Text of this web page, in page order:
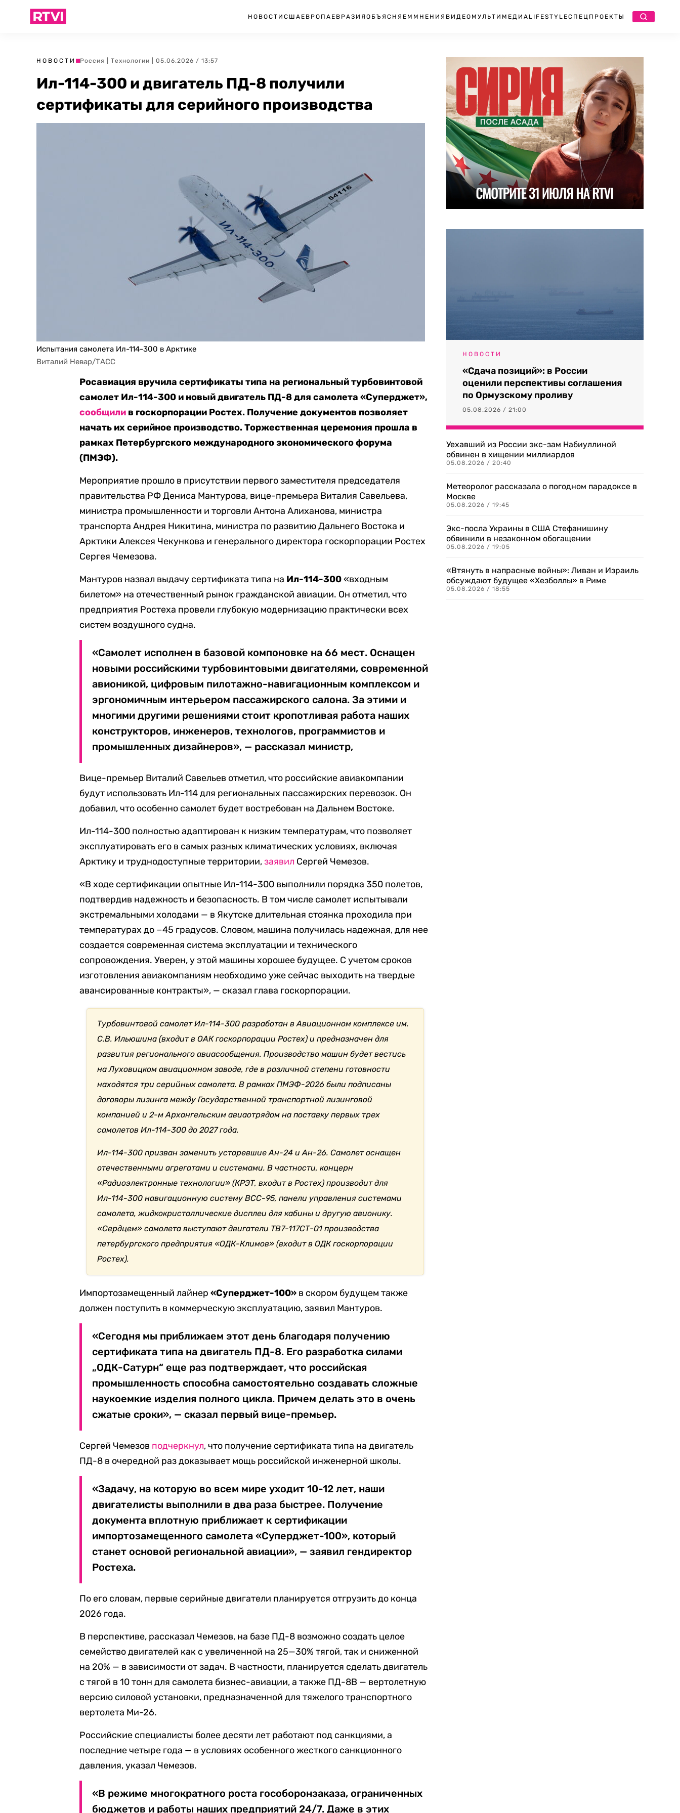
НОВОСТИ США ЕВРОПА ЕВРАЗИЯ ОБЪЯСНЯЕМ МНЕНИЯ ВИДЕО МУЛЬТИМЕДИА LIFESTYLEСПЕЦПРОЕКТЫ
НОВОСТИ Россия Технологии | 05.06.2026 / 13:57
Ил-114-300 и двигатель ПД-8 получили
сертификаты для серийного производства
Испытания самолета Ил-114-300 в Арктике
Виталий Невар/ТАСС
Росавиация вручила сертификаты типа на региональный турбовинтовой
самолет Ил-114-300 и новый двигатель ПД-8 для самолета «Суперджет»,
сообщили в госкорпорации Ростех. Получение документов позволяет
начать их серийное производство. Торжественная церемония прошла в
рамках Петербургского международного экономического форума
(ПМЭФ).
Мероприятие прошло в присутствии первого заместителя председателя
правительства РФ Дениса Мантурова, вице-премьера Виталия Савельева,
министра промышленности и торговли Антона Алиханова, министра
транспорта Андрея Никитина, министра по развитию Дальнего Востока и
Арктики Алексея Чекункова и генерального директора госкорпорации Ростех
Сергея Чемезова.
Мантуров назвал выдачу сертификата типа на Ил-114-300«входным
билетом» на отечественный рынок гражданской авиации. Он отметил, что
предприятия Ростеха провели глубокую модернизацию практически всех
систем воздушного судна.
«Самолет исполнен в базовой компоновке на 66 мест. Оснащен
новыми российскими турбовинтовыми двигателями, современной
авионикой, цифровым пилотажно-навигационным комплексом и
эргономичным интерьером пассажирского салона. За этими и
многими другими решениями стоит кропотливая работа наших
конструкторов, инженеров, технологов, программистов и
промышленных дизайнеров», — рассказал министр,
Вице-премьер Виталий Савельев отметил, что российские авиакомпании
будут использовать Ил-114 для региональных пассажирских перевозок. Он
добавил, что особенно самолет будет востребован на Дальнем Востоке.
Ил-114-300 полностью адаптирован к низким температурам, что позволяет
эксплуатировать его в самых разных климатических условиях, включая
Арктику и труднодоступные территории,заявил Сергей Чемезов.
«В ходе сертификации опытные Ил-114-300 выполнили порядка 350 полетов,
подтвердив надежность и безопасность. В том числе самолет испытывали
экстремальными холодами — в Якутске длительная стоянка проходила при
температурах до −45 градусов. Словом, машина получилась надежная, для нее
создается современная система эксплуатации и технического
сопровождения. Уверен, у этой машины хорошее будущее. С учетом сроков
изготовления авиакомпаниям необходимо уже сейчас выходить на твердые
авансированные контракты», — сказал глава госкорпорации.
Турбовинтовой самолет Ил-114-300 разработан в Авиационном комплексе им.
С.В. Ильюшина (входит в ОАК госкорпорации Ростех) и предназначен для
развития регионального авиасообщения. Производство машин будет вестись
на Луховицком авиационном заводе, где в различной степени готовности
находятся три серийных самолета. В рамках ПМЭФ-2026 были подписаны
договоры лизинга между Государственной транспортной лизинговой
компанией и 2-м Архангельским авиаотрядом на поставку первых трех
самолетов Ил-114-300 до 2027 года.
Ил-114-300 призван заменить устаревшие Ан-24 и Ан-26.Самолет оснащен
отечественными агрегатами и системами. В частности, концерн
«Радиоэлектронные технологии» (КРЭТ, входит в Ростех) производит для
Ил-114-300 навигационную систему ВСС-95, панели управления системами
самолета, жидкокристаллические дисплеи для кабины и другую авионику.
«Сердцем» самолета выступают двигатели ТВ7-117СТ-01 производства
петербургского предприятия «ОДК-Климов» (входит в ОДК госкорпорации
Ростех).
Импортозамещенный лайнер«Суперджет-100» в скором будущем также
должен поступить в коммерческую эксплуатацию, заявил Мантуров.
«Сегодня мы приближаем этот день благодаря получению
сертификата типа на двигатель ПД-8. Его разработка силами
„ОДК-Сатурн“ еще раз подтверждает, что российская
промышленность способна самостоятельно создавать сложные
наукоемкие изделия полного цикла. Причем делать это в очень
сжатые сроки», — сказал первый вице-премьер.
Сергей Чемезов подчеркнул, что получение сертификата типа на двигатель
ПД-8 в очередной раз доказывает мощь российской инженерной школы.
«Задачу, на которую во всем мире уходит 10-12 лет, наши
двигателисты выполнили в два раза быстрее. Получение
документа вплотную приближает к сертификации
импортозамещенного самолета «Суперджет-100», который
станет основой региональной авиации», — заявил гендиректор
Ростеха.
По его словам, первые серийные двигатели планируется отгрузить до конца
2026 года.
В перспективе, рассказал Чемезов, на базе ПД-8 возможно создать целое
семейство двигателей как с увеличенной на 25—30% тягой, так и сниженной
на 20% — в зависимости от задач. В частности, планируется сделать двигатель
с тягой в 10 тонн для самолета бизнес-авиации, а также ПД-8В — вертолетную
версию силовой установки, предназначенной для тяжелого транспортного
вертолета Ми-26.
Российские специалисты более десяти лет работают под санкциями, а
последние четыре года — в условиях особенного жесткого санкционного
давления, указал Чемезов.
«В режиме многократного роста гособоронзаказа, ограниченных
бюджетов и работы наших предприятий 24/7. Даже в этих
НОВОСТИ
«Сдача позиций»: в России
оценили перспективы соглашения
по Ормузскому проливу
05.08.2026 / 21:00
Уехавший из России экс-зам Набиуллиной
обвинен в хищении миллиардов
05.08.2026 / 20:40
Метеоролог рассказала о погодном парадоксе в
Москве
05.08.2026 / 19:45
Экс-посла Украины в США Стефанишину
обвинили в незаконном обогащении
05.08.2026 / 19:05
«Втянуть в напрасные войны»: Ливан и Израиль
обсуждают будущее «Хезболлы» в Риме
05.08.2026 / 18:55